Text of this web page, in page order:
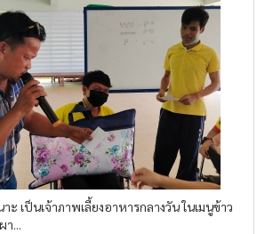
ะ เป็นเจ้าภาพเลี้ยงอาหารกลางวัน ในเมนูข้าว
า...